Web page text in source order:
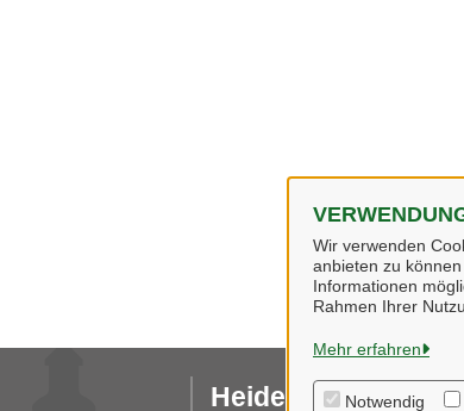
Wir verwenden
anbieten zu
Informationen
Rahmen Ihrer
Mehr erfahren
Notwendig
Heidekreis